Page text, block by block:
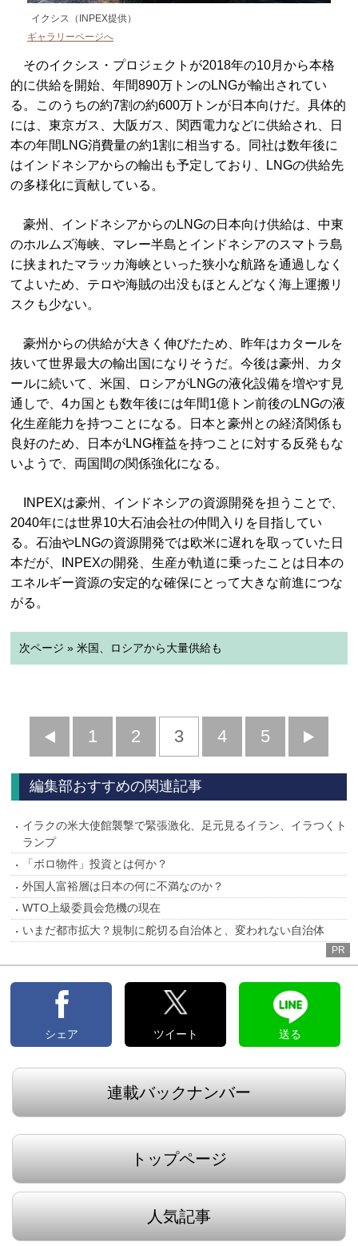
イクシス（INPEX提供）
ギャラリーページへ
そのイクシス・プロジェクトが2018年の10月から本格
的に供給を開始、年間890万トンのLNGが輸出されてい
る。このうちの約7割の約600万トンが日本向けだ。具体的
には、東京ガス、大阪ガス、関西電力などに供給され、日
本の年間LNG消費量の約1割に相当する。同社は数年後に
はインドネシアからの輸出も予定しており、LNGの供給先
の多様化に貢献している。
豪州、インドネシアからのLNGの日本向け供給は、中東
のホルムズ海峡、マレー半島とインドネシアのスマトラ島
に挟まれたマラッカ海峡といった狭小な航路を通過しなく
てよいため、テロや海賊の出没もほとんどなく海上運搬リ
スクも少ない。
豪州からの供給が大きく伸びたため、昨年はカタールを
抜いて世界最大の輸出国になりそうだ。今後は豪州、カタ
ールに続いて、米国、ロシアがLNGの液化設備を増やす見
通しで、4カ国とも数年後には年間1億トン前後のLNGの液
化生産能力を持つことになる。日本と豪州との経済関係も
良好のため、日本がLNG権益を持つことに対する反発もな
いようで、両国間の関係強化になる。
INPEXは豪州、インドネシアの資源開発を担うことで、
2040年には世界10大石油会社の仲間入りを目指してい
る。石油やLNGの資源開発では欧米に遅れを取っていた日
本だが、INPEXの開発、生産が軌道に乗ったことは日本の
エネルギー資源の安定的な確保にとって大きな前進につな
がる。
次ページ » 米国、ロシアから大量供給も
前
へ
1 2 3 4 5
へ
編集部おすすめの関連記事
イラクの米大使館襲撃で緊張激化、足元見るイラン、イラつくト
ランプ
「ボロ物件」投資とは何か？
外国人富裕層は日本の何に不満なのか？
WTO上級委員会危機の現在
いまだ都市拡大？規制に舵切る自治体と、変われない自治体
PR
シェア ツイート 送る
連載バックナンバー
トップページ
人気記事